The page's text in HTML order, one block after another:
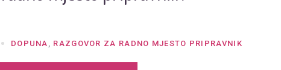
DOPUNA , RAZGOVOR ZA RADNO MJESTO PRIPRAVNIK